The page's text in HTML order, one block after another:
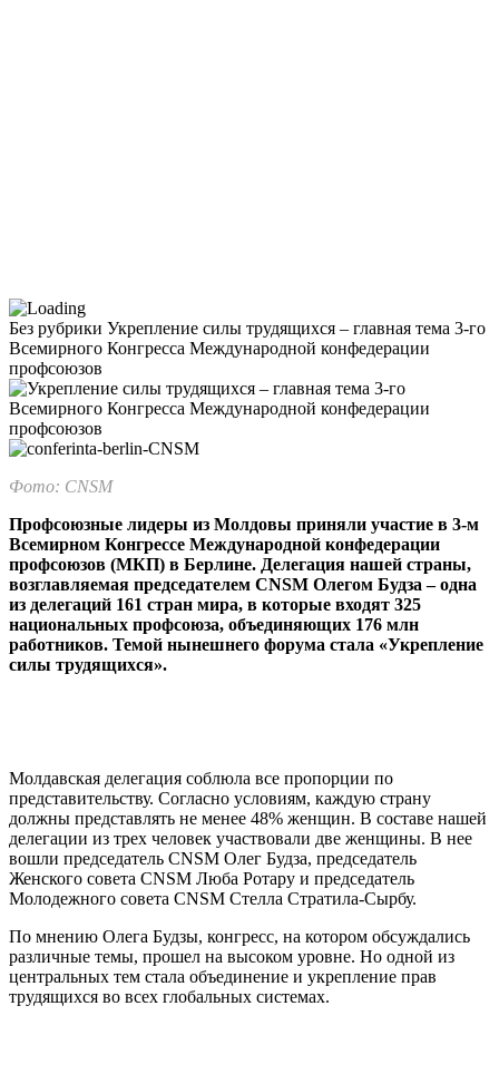
Без рубрики Укрепление силы трудящихся – главная тема 3-го
Всемирного Конгресса Международной конфедерации
профсоюзов
Фото: CNSM
Профсоюзные лидеры из Молдовы приняли участие в 3-м
Всемирном Конгрессе Международной конфедерации
профсоюзов (МКП) в Бер­лине. Делегация нашей страны,
возглавляемая председателем CNSM Олегом Будза – одна
из делегаций 161 стран мира, в которые входят 325
национальных профсоюза, объединяющих 176 млн
работников. Темой нынешнего форума стала «Укрепление
силы трудящихся».
Молдавская делегация соблюла все пропорции по
представительству. Согласно условиям, каждую страну
должны представлять не менее 48% женщин. В составе нашей
делегации из трех человек участвовали две женщины. В нее
вошли председатель CNSM Олег Будза, предсе­датель
Женского совета CNSM Люба Ро­тару и председатель
Молодежного совета CNSM Стелла Стратила-Сырбу.
По мнению Олега Будзы, конгресс, на котором обсуждались
различные темы, прошел на высоком уровне. Но одной из
центральных тем стала объединение и укрепление прав
трудящихся во всех гло­бальных системах.